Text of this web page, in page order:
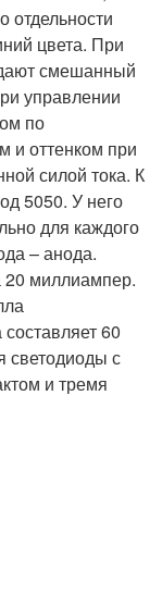
отдельности
цвета. При
смешанный
управлении
по
и оттенком при
силой тока. К
5050. У него
для каждого
– анода.
20 миллиампер.
60
светодиоды с
и тремя